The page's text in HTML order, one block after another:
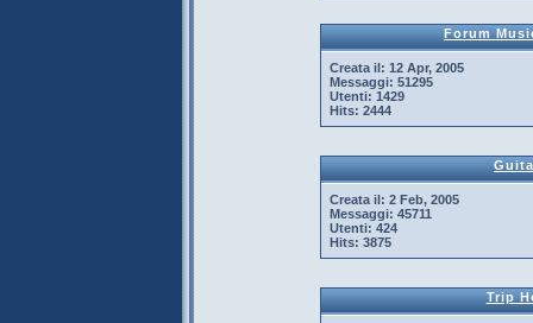
Forum
Creata il: 12 Apr, 2005
Messaggi: 51295
Utenti: 1429
Hits: 2444
Creata il: 2 Feb, 2005
Messaggi: 45711
Utenti: 424
Hits: 3875
Trip